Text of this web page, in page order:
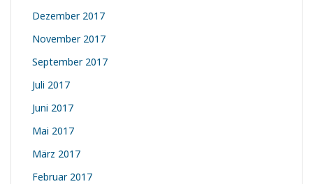
Dezember 2017
November 2017
September 2017
Juli 2017
Juni 2017
Mai 2017
März 2017
Februar 2017